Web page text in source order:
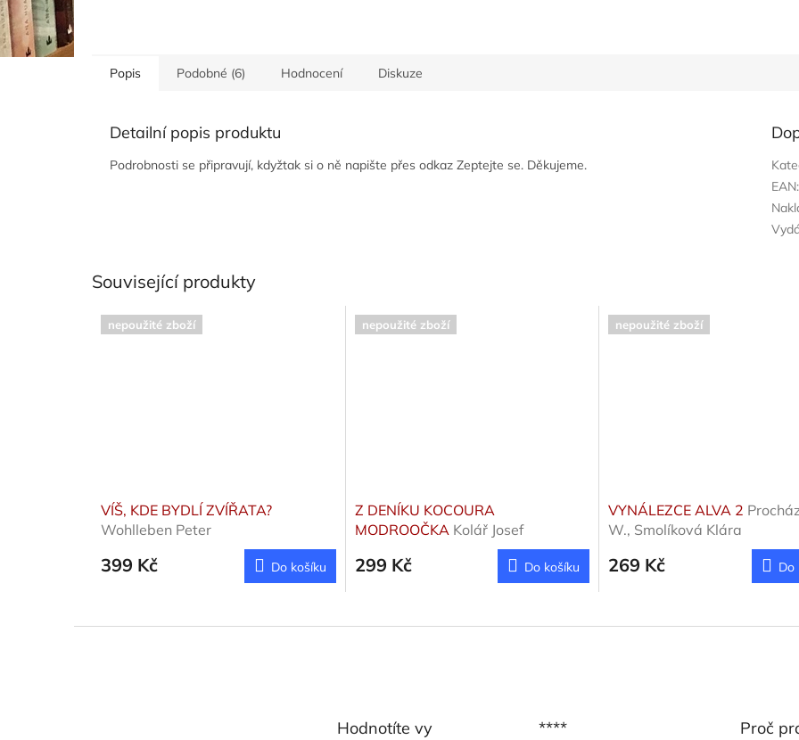
Popis Podobné (6) Hodnocení Diskuze
Detailní popis produktu
Podrobnosti se připravují, kdyžtak si o ně napište přes odkaz Zeptejte se. Děkujeme.
EAN:
Související produkty
nepoužité zboží
VÍŠ, KDE BYDLÍ ZVÍŘATA?
Wohlleben Peter
399 Kč Do košíku
nepoužité zboží
Z DENÍKU KOCOURA
MODROOČKA Kolář Josef
299 Kč Do košíku
nepoužité zboží
VYNÁLEZCE ALVA 2
W., Smolíková Klára
269 Kč Do
Hodnotíte vy
**** Proč